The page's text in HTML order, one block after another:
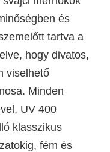
és
tartva a
hogy divatos,
viselhető
Minden
UV 400
klasszikus
fém és